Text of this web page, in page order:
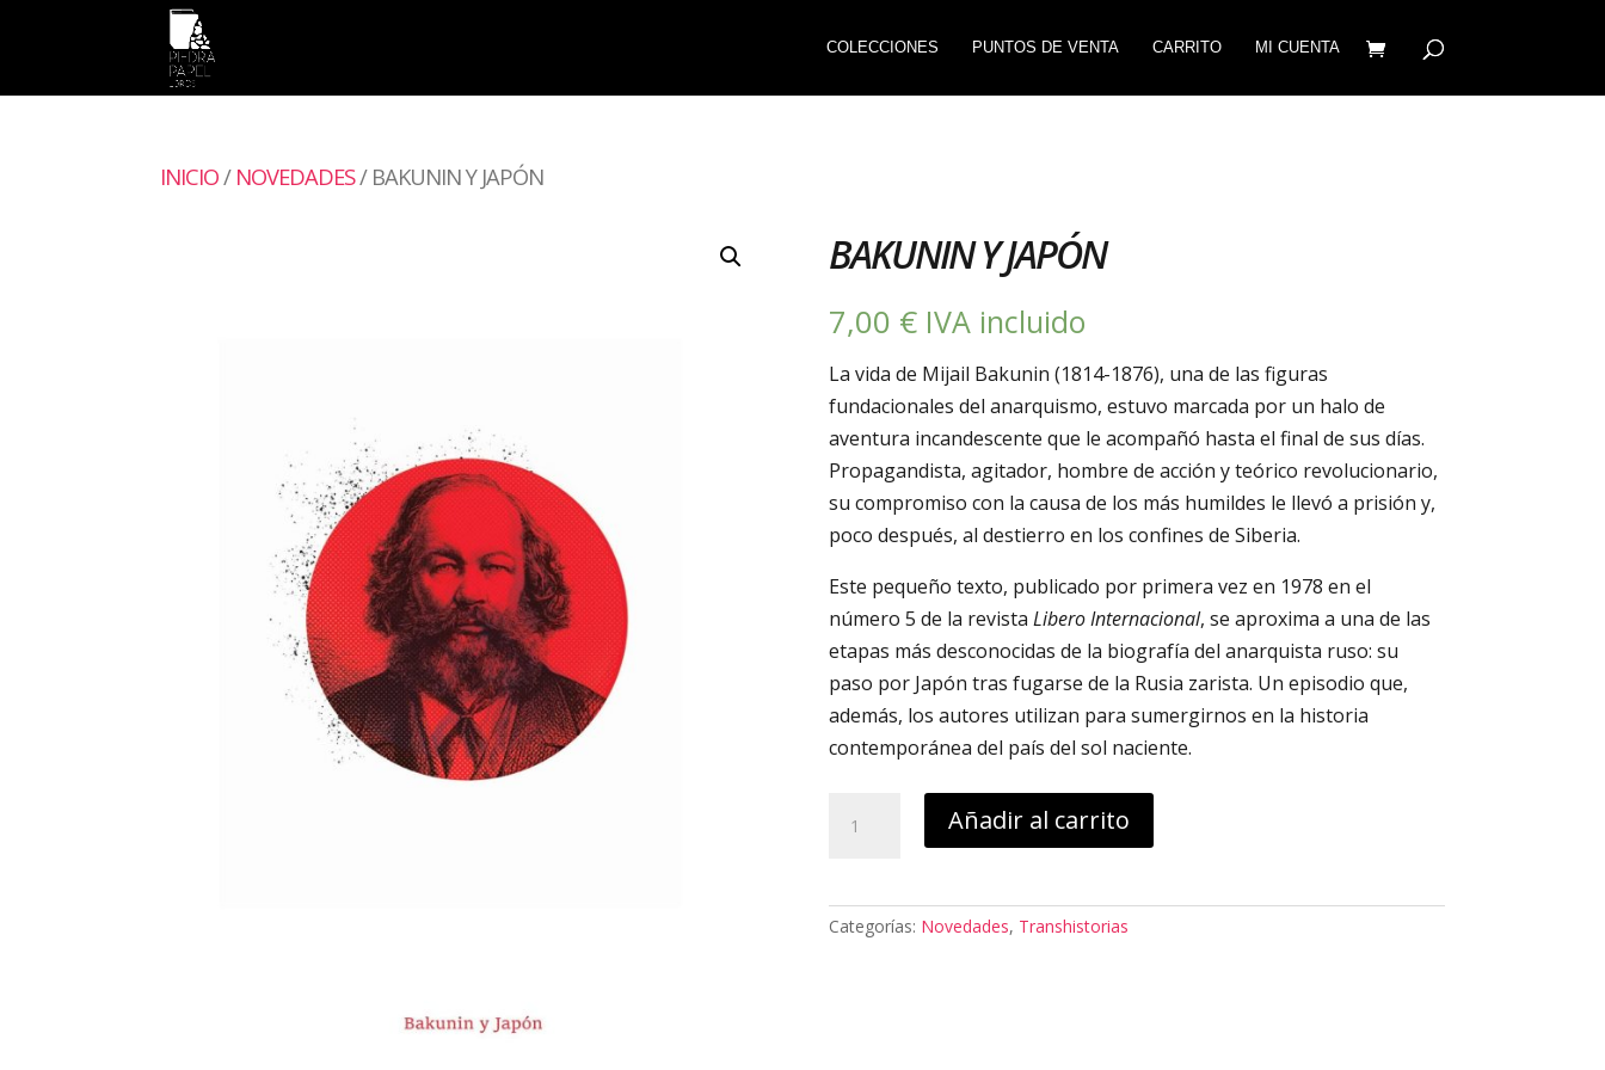
COLECCIONES PUNTOS DE VENTA CARRITO MI CUENTA
INICIO/ NOVEDADES/ BAKUNIN Y JAPÓN
BAKUNIN Y JAPÓN
7,00 € IVA incluido
La vida de Mijail Bakunin (1814-1876), una de las figuras
fundacionales del anarquismo, estuvo marcada por un halo de
aventura incandescente que le acompañó hasta el final de sus días.
Propagandista, agitador, hombre de acción y teórico revolucionario,
su compromiso con la causa de los más humildes le llevó a prisión y,
poco después, al destierro en los confines de Siberia.
Este pequeño texto, publicado por primera vez en 1978 en el
número 5 de la revista Libero Internacional, se aproxima a una de las
etapas más desconocidas de la biografía del anarquista ruso: su
paso por Japón tras fugarse de la Rusia zarista. Un episodio que,
además, los autores utilizan para sumergirnos en la historia
contemporánea del país del sol naciente.
Añadir al carrito
Categorías: Novedades, Transhistorias